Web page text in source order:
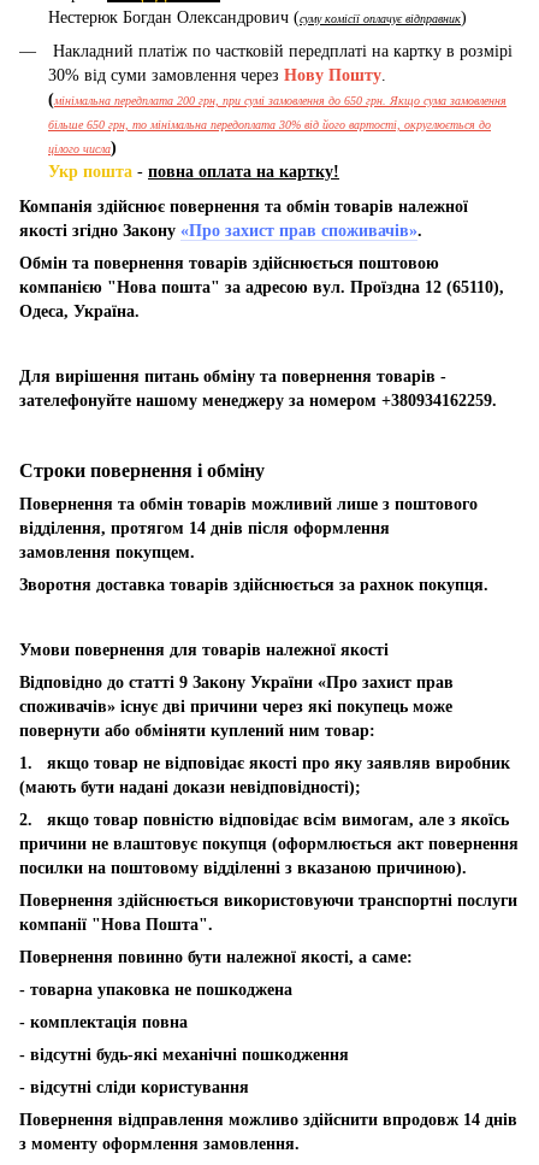
Нестерюк Богдан Олександрович (суму комісії оплачує відправник)
Накладний платіж по частковій передплаті на картку в розмірі
30% від суми замовлення через Нову Пошту.
(мінімальна передплата 200 грн, при сумі замовлення до 650 грн. Якщо сума замовлення
більше 650 грн, то мінімальна передоплата 30% від його вартості, округлюється до
цілого числа)
Укр пошта - повна оплата на картку!
Компанія здійснює повернення та обмін товарів належної
якості згідно Закону «Про захист прав споживачів».
Обмін та повернення товарів здійснюється поштовою
компанією "Нова пошта" за адресою вул. Проїздна 12 (65110),
Одеса, Україна.
Для вирішення питань обміну та повернення товарів -
зателефонуйте нашому менеджеру за номером +380934162259.
Строки повернення і обміну
Повернення та обмін товарів можливий лише з поштового
відділення, протягом 14 днів після оформлення
замовлення покупцем.
Зворотня доставка товарів здійснюється за рахнок покупця.
Умови повернення для товарів належної якості
Відповідно до статті 9 Закону України «Про захист прав
споживачів» існує дві причини через які покупець може
повернути або обміняти куплений ним товар:
1. якщо товар не відповідає якості про яку заявляв виробник
(мають бути надані докази невідповідності);
2. якщо товар повністю відповідає всім вимогам, але з якоїсь
причини не влаштовує покупця (оформлюється акт повернення
посилки на поштовому відділенні з вказаною причиною).
Повернення здійснюється використовуючи транспортні послуги
компанії "Нова Пошта".
Повернення повинно бути належної якості, а саме:
- товарна упаковка не пошкоджена
- комплектація повна
- відсутні будь-які механічні пошкодження
- відсутні сліди користування
Повернення відправлення можливо здійснити впродовж 14 днів
з моменту оформлення замовлення.